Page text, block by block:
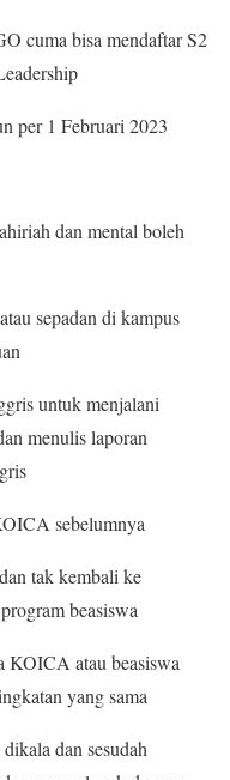
cuma bisa mendaftar S2
per 1 Februari 2023
dan mental boleh
sepadan di kampus
untuk menjalani
menulis laporan
sebelumnya
tak kembali ke
beasiswa
KOICA atau beasiswa
yang sama
dan sesudah